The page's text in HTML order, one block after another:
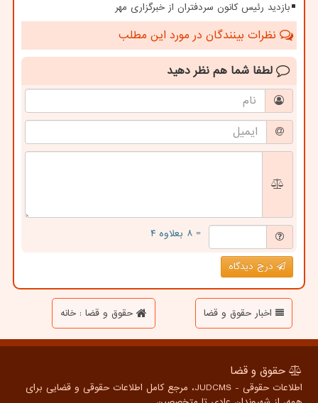
بازدید رئیس کانون سردفتران از خبرگزاری مهر
نظرات بینندگان در مورد این مطلب
لطفا شما هم نظر دهید
= ۸ بعلاوه ۴
درج دیدگاه
اخبار حقوق و قضا حقوق و قضا : خانه
حقوق و قضا
اطلاعات حقوقی - JUDCMS، مرجع کامل اطلاعات حقوقی و قضایی برای